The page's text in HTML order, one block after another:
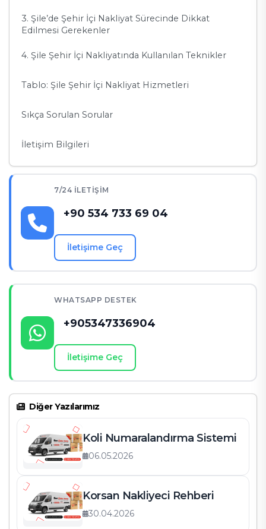
3. Şile’de Şehir İçi Nakliyat Sürecinde Dikkat
Edilmesi Gerekenler
4. Şile Şehir İçi Nakliyatında Kullanılan Teknikler
Tablo: Şile Şehir İçi Nakliyat Hizmetleri
Sıkça Sorulan Sorular
İletişim Bilgileri
7/24 İLETIŞIM
+90 534 733 69 04
İletişime Geç
WHATSAPP DESTEK
+905347336904
İletişime Geç
Diğer Yazılarımız
Koli Numaralandırma Sistemi
06.05.2026
Korsan Nakliyeci Rehberi
30.04.2026